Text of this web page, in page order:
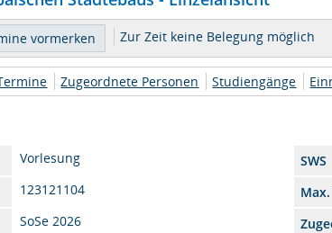
Zur Zeit keine Belegung möglich
Zugeordnete Personen Studiengänge
Vorlesung SWS
123121104
SoSe 2026